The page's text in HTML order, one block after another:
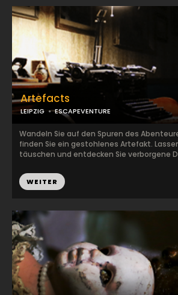
Artefacts
LEIPZIG ESCAPEVENTURE
Wandeln Sie auf den Spuren des
finden Sie ein gestohlenes Artefakt.
täuschen und entdecken Sie verborgene
WEITER